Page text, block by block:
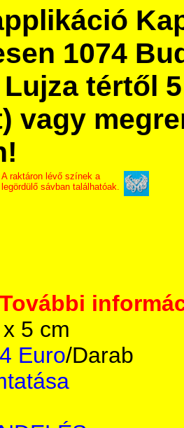
1074
tértől
vagy
A raktáron lévő színek a
legördülő sávban találhatóak.
További
5 cm
Euro/Darab